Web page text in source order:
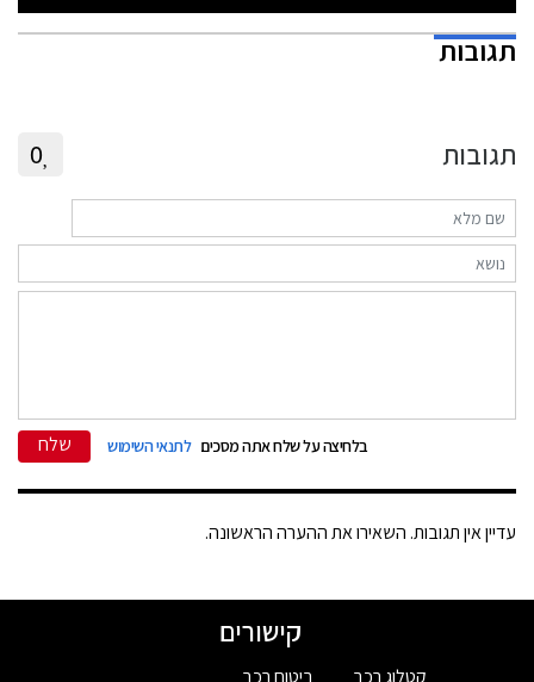
תגובות
תגובות 0
בלחיצה על שלח אתה מסכים לתנאי השימוש שלח
עדיין אין תגובות. השאירו את ההערה הראשונה.
קישורים
קטלוג רכב ביטוח רכב